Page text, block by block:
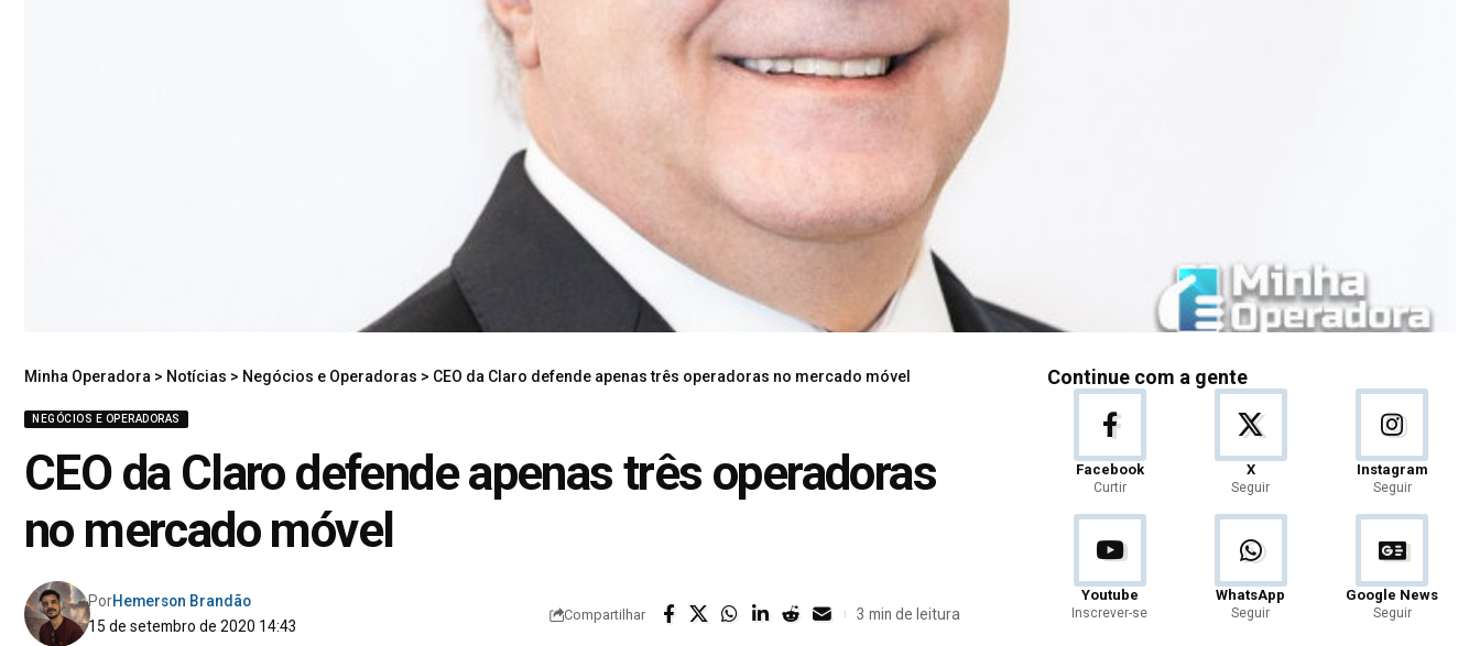
Minha Operadora > Notícias > Negócios e Operadoras > CEO da Claro defende apenas três operadoras no mercado móvel
NEGÓCIOS E OPERADORAS
CEO da Claro defende apenas três operadoras
no mercado móvel
15 de setembro de 2020 14:43
PorHemerson Brandão
Compartilhar 3 min de leitura
Continue com a gente
Facebook
Curtir
X
Seguir
Instagram
Seguir
Youtube
Inscrever-se
WhatsApp
Seguir
Google News
Seguir